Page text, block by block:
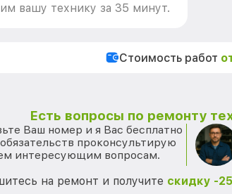
вашу технику за 35 минут.
Стоимость работ
Есть вопросы по ремонту
Ваш номер и я Вас бесплатно
проконсультирую
интересующим вопросам.
на ремонт и получите скидку -